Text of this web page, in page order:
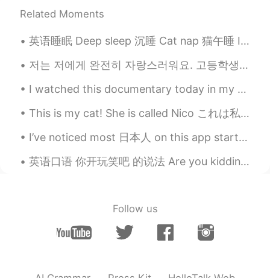
EN KR
FR KR
Superrrr 👏👏👏
Joséphine 2020.12.26 10:21
Noël, maisenfin j’ai décidé de le gardé
Noël, mais finalementj’ai décidé de le
Related Moments
英语睡眠 Deep sleep 沉睡 Cat nap 猫午睡 Insomnia 失眠 Insomniac 失眠症 Night owl 夜猫子 Early bird. 早起的鸟儿 I'm an...
저는 저에게 완전히 자랑스러워요. 고등학생였을때 103kg였어요. 저는 많이 많이 수영했는데 많이 많이 먹었어요 그래서 뚱뚱했어요. 자기 통제력이 자신감이랑 없었어요. 많이 ...
I watched this documentary today in my spare time and I found it really interesting. No need to l...
This is my cat! She is called Nico これは私の猫です！ 彼女はニコと呼ばれています 이것은 내 고양이입니다! 그녀의 이름은 니코 这是我的猫！ 她...
I’ve noticed most 日本人 on this app start their sentences with “I want”. I want to have a friend. ...
英语口语 你开玩笑吧 的说法 Are you kidding me? You're kidding. You're kidding me. You have to be kidding. Y...
Follow us